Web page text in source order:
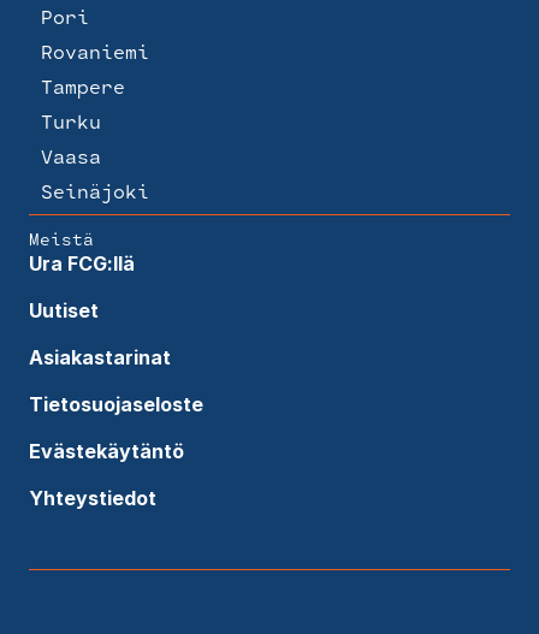
Pori
Rovaniemi
Tampere
Turku
Vaasa
Seinäjoki
Meistä
Ura FCG:llä
Uutiset
Asiakastarinat
Tietosuojaseloste
Evästekäytäntö
Yhteystiedot